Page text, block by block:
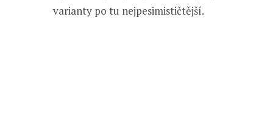
varianty po tu nejpesimističtější.